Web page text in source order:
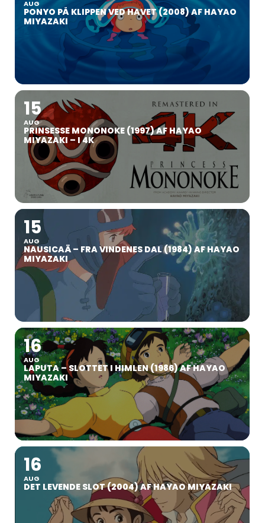
AUG
PONYO PÅ KLIPPEN VED HAVET (2008) AF HAYAO
MIYAZAKI
15
AUG
PRINSESSE MONONOKE (1997) AF HAYAO
MIYAZAKI – I 4K
15
AUG
NAUSICAÄ – FRA VINDENES DAL (1984) AF HAYAO
MIYAZAKI
16
AUG
LAPUTA – SLOTTET I HIMLEN (1986) AF HAYAO
MIYAZAKI
16
AUG
DET LEVENDE SLOT (2004) AF HAYAO MIYAZAKI